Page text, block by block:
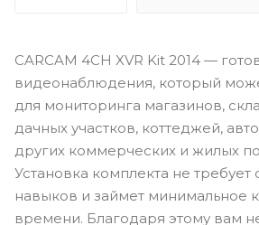
CARCAM 4CH XVR Kit 2014 —
видеонаблюдения, который
для мониторинга магазинов,
дачных участков, коттеджей,
других коммерческих и жилых
Установка комплекта не требует
навыков и займет минимальное
времени. Благодаря этому вам